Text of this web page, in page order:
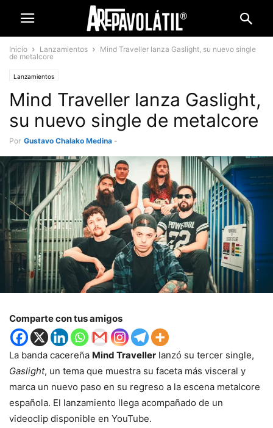
Inicio Lanzamientos
Mind Traveller lanza Gaslight, su nuevo single
de metalcore
Lanzamientos
Mind Traveller lanza Gaslight,
su nuevo single de metalcore
Por Gustavo Chalako Medina -
Comparte con tus amigos
La banda cacereña Mind Traveller lanzó su tercer single,
Gaslight, un tema que muestra su faceta más visceral y
marca un nuevo paso en su regreso a la escena metalcore
española. El lanzamiento llega acompañado de un
videoclip disponible en YouTube.